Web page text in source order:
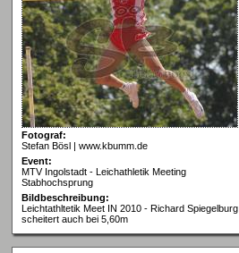
Fotograf:
Stefan Bösl | www.kbumm.de
Event:
MTV Ingolstadt - Leichathletik Meeting
Stabhochsprung
Bildbeschreibung:
Leichtathltetik Meet IN 2010 - Richard Spiegelburg
scheitert auch bei 5,60m